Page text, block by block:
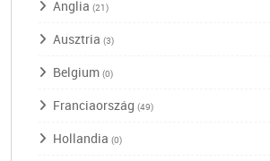
Anglia (21)
Ausztria (3)
Belgium (0)
Franciaország (49)
Hollandia (0)